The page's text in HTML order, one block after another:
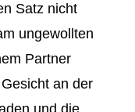
Satz nicht
ungewollten
Partner
an der